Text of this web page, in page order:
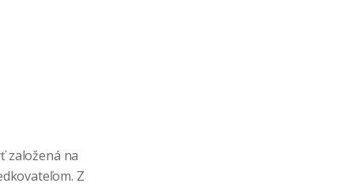
založená na
Z